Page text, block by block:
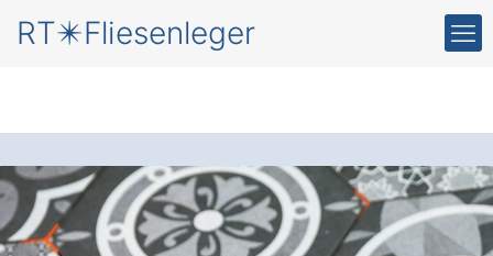
RT✴️Fliesenleger